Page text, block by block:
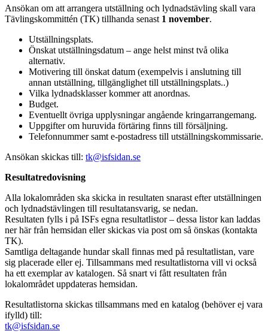
Ansökan om att arrangera utställning och lydnadstävling skall vara
Tävlingskommittén (TK) tillhanda senast 1 november.
Utställningsplats.
Önskat utställningsdatum – ange helst minst två olika
alternativ.
Motivering till önskat datum (exempelvis i anslutning till
annan utställning, tillgänglighet till utställningsplats..)
Vilka lydnadsklasser kommer att anordnas.
Budget.
Eventuellt övriga upplysningar angående kringarrangemang.
Uppgifter om huruvida förtäring finns till försäljning.
Telefonnummer samt e-postadress till utställningskommissarie.
Ansökan skickas till: tk@isfsidan.se
Resultatredovisning
Alla lokalområden ska skicka in resultaten snarast efter utställningen
och lydnadstävlingen till resultatansvarig, se nedan.
Resultaten fylls i på ISFs egna resultatlistor – dessa listor kan laddas
ner här från hemsidan eller skickas via post om så önskas (kontakta
TK).
Samtliga deltagande hundar skall finnas med på resultatlistan, vare
sig placerade eller ej. Tillsammans med resultatlistorna vill vi också
ha ett exemplar av katalogen. Så snart vi fått resultaten från
lokalområdet uppdateras hemsidan.
Resultatlistorna skickas tillsammans med en katalog (behöver ej vara
ifylld) till:
tk@isfsidan.se